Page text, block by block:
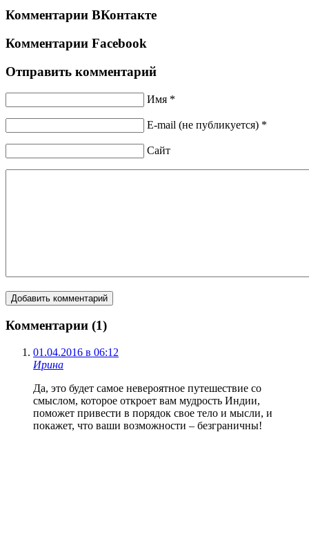
Комментарии ВКонтакте
Комментарии Facebook
Отправить комментарий
Имя *
E-mail (не публикуется) *
Сайт
Комментарии (1)
01.04.2016 в 06:12
Ирина
Да, это будет самое невероятное путешествие со
смыслом, которое откроет вам мудрость Индии,
поможет привести в порядок свое тело и мысли, и
покажет, что ваши возможности – безграничны!